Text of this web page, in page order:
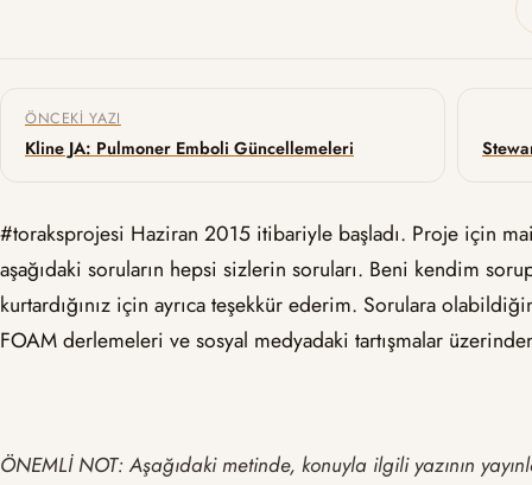
Yazı gezinmesi
ÖNCEKI YAZI
Kline JA: Pulmoner Emboli Güncellemeleri
#toraksprojesi Haziran 2015 itibariyle başladı. Proje için
aşağıdaki soruların hepsi sizlerin soruları. Beni kendim
kurtardığınız için ayrıca teşekkür ederim. Sorulara
FOAM derlemeleri ve sosyal medyadaki tartışmalar
ÖNEMLİ NOT: Aşağıdaki metinde, konuyla ilgili yazının